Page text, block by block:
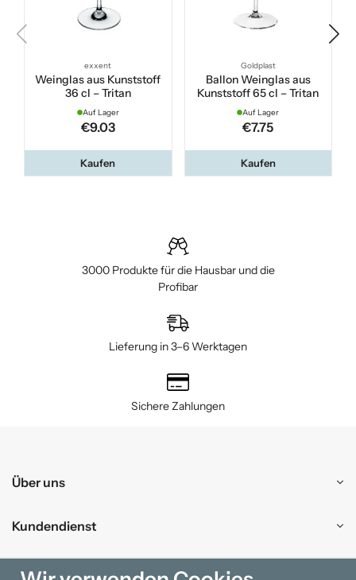
exxent
Weinglas aus Kunststoff
36 cl – Tritan
Auf Lager
€9.03
Kaufen
Goldplast
Ballon Weinglas aus
Kunststoff 65 cl – Tritan
Auf Lager
€7.75
Kaufen
3000 Produkte für die Hausbar und die
Profibar
Lieferung in 3–6 Werktagen
Sichere Zahlungen
Über uns
Kundendienst
Einkaufen